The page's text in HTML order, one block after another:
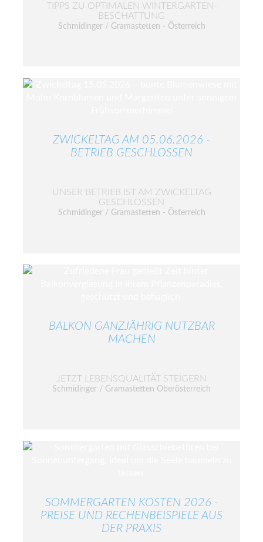
TIPPS ZU OPTIMALEN WINTERGARTEN-
BESCHATTUNG
Schmidinger / Gramastetten - Österreich
ZWICKELTAG AM 05.06.2026 -
BETRIEB GESCHLOSSEN
UNSER BETRIEB IST AM ZWICKELTAG
GESCHLOSSEN
Schmidinger / Gramastetten - Österreich
BALKON GANZJÄHRIG NUTZBAR
MACHEN
JETZT LEBENSQUALITÄT STEIGERN
Schmidinger / Gramastetten Oberösterreich
SOMMERGARTEN KOSTEN 2026 -
PREISE UND RECHENBEISPIELE AUS
DER PRAXIS